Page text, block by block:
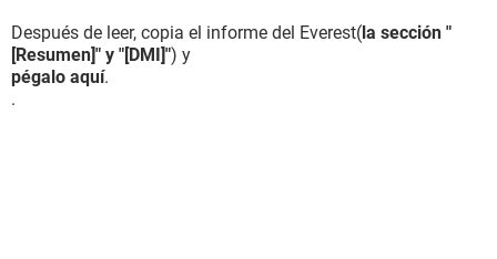
Después de leer, copia el informe del Everest(la sección "
[Resumen]" y "[DMI]") y
pégalo aquí.
.